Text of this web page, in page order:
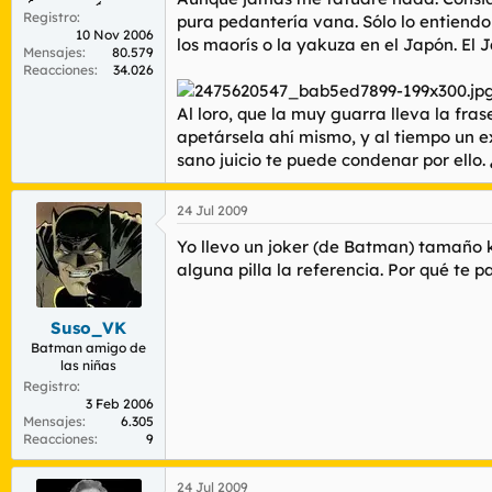
Registro
10 Nov 2006
Mensajes
80.579
Reacciones
34.026
pura pedantería vana. Sólo lo
los maorís o la yakuza en el Japón. El
Al loro, que la muy guarra lleva la
apetársela ahí mismo, y al tiempo un
sano juicio te puede condenar por ello.
Suso_VK
Batman amigo de
las niñas
Registro
3 Feb 2006
Mensajes
6.305
Reacciones
9
24 Jul 2009
Yo llevo un joker (de Batman) tamaño
alguna pilla la referencia. Por qué te
24 Jul 2009